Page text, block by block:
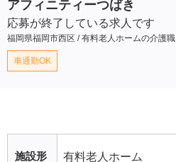
アフィニティーつばき
応募が終了している求人です
福岡県福岡市西区 / 有料老人ホームの介護職
車通勤OK
施設形
有料老人ホーム